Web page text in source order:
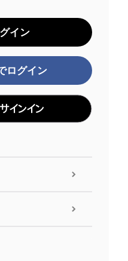
イン
ログイン
ンイン